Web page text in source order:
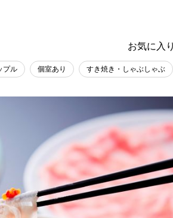
お気に入り
プル 個室あり すき焼き・しゃぶしゃぶ